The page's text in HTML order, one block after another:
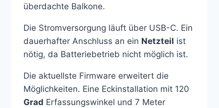
überdachte Balkone.
Die Stromversorgung läuft über USB-C. Ein
dauerhafter Anschluss an ein Netzteil ist
nötig, da Batteriebetrieb nicht möglich ist.
Die aktuellste Firmware erweitert die
Möglichkeiten. Eine Eckinstallation mit 120
Grad Erfassungswinkel und 7 Meter